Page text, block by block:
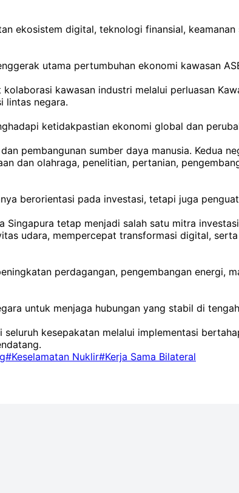
ekosistem digital, teknologi finansial,
utama pertumbuhan ekonomi kawasan
kawasan industri melalui perluasan
lintas negara.
ketidakpastian ekonomi global dan
pembangunan sumber daya manusia. Kedua
dan olahraga, penelitian, pertanian,
berorientasi pada investasi, tetapi juga
tetap menjadi salah satu mitra
udara, mempercepat transformasi digital,
perdagangan, pengembangan energi,
untuk menjaga hubungan yang stabil di
kesepakatan melalui implementasi
#Keselamatan Nuklir#Kerja Sama Bilateral